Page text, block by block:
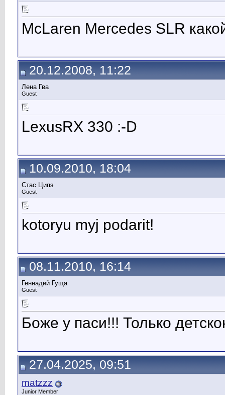
McLaren Mercedes SLR
20.12.2008, 11:22
Лена Гва
Guest
LexusRX 330 :-D
10.09.2010, 18:04
Стас Ципэ
Guest
kotoryu myj podarit!
08.11.2010, 16:14
Геннадий Гуща
Guest
Боже у паси!!! Только
27.04.2025, 09:51
matzzz
Junior Member